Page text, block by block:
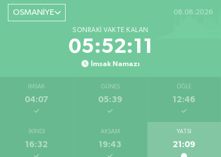
OSMANİYE 08.08.2026
SONRAKI VAKTE KALAN
05:52:11
İmsak Namazı
İMSAK
04:07
GÜNEŞ
05:39
ÖĞLE
12:46
İKINDI
16:32
AKŞAM
19:43
YATSI
21:09